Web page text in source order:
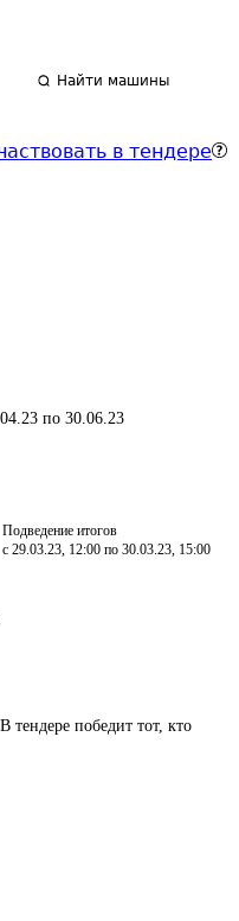
Найти машины
в тендере
по 30.06.23
Подведение итогов
с 29.03.23, 12:00 по 30.03.23, 15:00
тендере победит тот, кто